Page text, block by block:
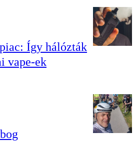
Így hálózták
vape-ek